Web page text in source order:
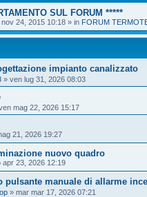
SUL FORUM *****
24, 2015 10:18 » in FORUM
impianto canalizzato
» ven lug 31, 2026 08:03
mag 22, 2026 15:17
21, 2026 19:27
nuovo quadro
apr 23, 2026 12:19
pulsante manuale di allarme
» mar mar 17, 2026 07:21